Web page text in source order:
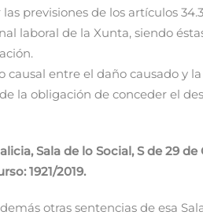
previsiones de los artículos
laboral de la Xunta, siendo
entre el daño causado y
la obligación de conceder el
Sala de lo Social, S de 29
1921/2019.
otras sentencias de esa